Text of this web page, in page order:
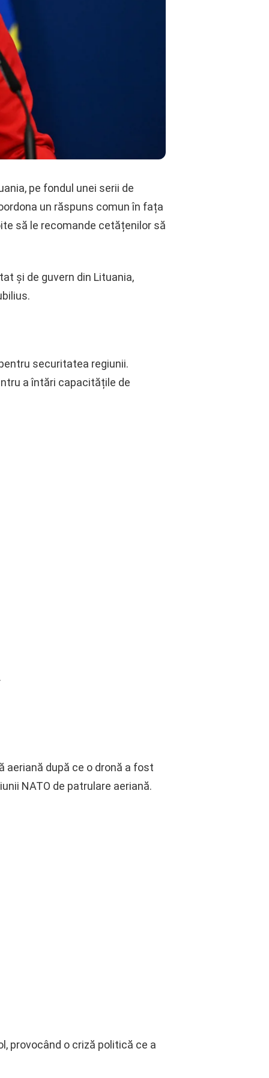
pe fondul unei serii de
un răspuns comun în fața
să le recomande cetățenilor să
și de guvern din Lituania,
securitatea regiunii.
a întări capacitățile de
aeriană după ce o dronă a fost
NATO de patrulare aeriană.
provocând o criză politică ce a